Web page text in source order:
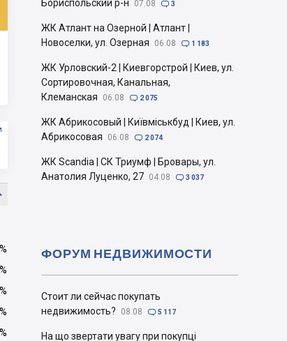
Бориспольский р-н
07.08  3
ЖК Атлант на Озерной | Атлант |
Новоселки, ул. Озерная
06.08  1 183
ЖК Урловский-2 | Киевгорстрой | Киев, ул.
Сортировочная, Канальная,
Клеманская
06.08  2 075
ЖК Абрикосовый | Київміськбуд | Киев, ул.
Абрикосовая
06.08  2 074
ЖК Scandia | СК Триумф | Бровары, ул.
Анатолия Луценко, 27 04.08  3 037
Стоит ли сейчас покупать
недвижимость?
08.08  5 117
На що звертати увагу при покупці
ФОРУМ НЕДВИЖИМОСТИ